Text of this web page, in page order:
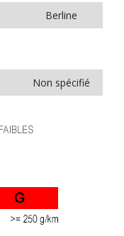
Berline
Non spécifié